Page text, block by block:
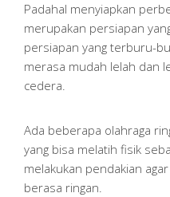
Padahal menyiapkan
merupakan persiapan
persiapan yang terburu-
merasa mudah lelah dan
cedera.
Ada beberapa olahraga
yang bisa melatih fisik
melakukan pendakian
berasa ringan.